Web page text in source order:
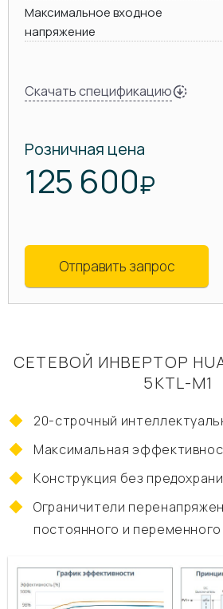
Максимальное входное
напряжение
Скачать спецификацию
Розничная цена
125 600₽
Отправить запрос
СЕТЕВОЙ ИНВЕРТОР
5KTL-M1
20-строчный
Максимальная
Конструкция без
Ограничители
постоянного и переменного